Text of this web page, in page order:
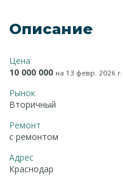
Описание
Цена
10 000 000 на 13 февр. 2026 г.
Рынок
Вторичный
Ремонт
с ремонтом
Адрес
Краснодар